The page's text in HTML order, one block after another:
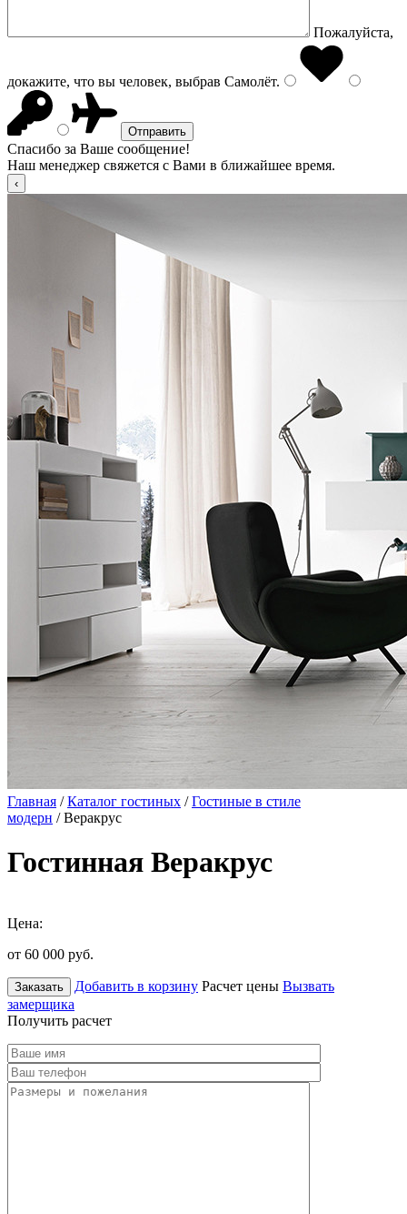
Пожалуйста,
докажите, что вы человек, выбрав Самолёт.
Спасибо за Ваше сообщение!
Наш менеджер свяжется с Вами в ближайшее время.
Главная /Каталог гостиных /Гостиные в стиле
модерн / Веракрус
Гостинная Веракрус
Цена:
от 60 000 руб.
Заказать Добавить в корзину Расчет цены Вызвать
замерщика
Получить расчет